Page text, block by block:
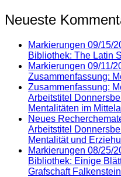
Neueste
Markierungen 09/15/
Bibliothek: The Latin
Markierungen 09/11/
Zusammenfassung:
Zusammenfassung:
Arbeitstitel
Mentalitäten im
Neues
Arbeitstitel
Mentalität und
Markierungen 08/25/
Bibliothek: Einige
Grafschaft